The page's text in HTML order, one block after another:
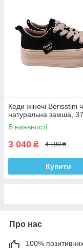
Кеди жіночі Berisstini
натуральна замша, 37
В наявності
3 040 ₴ 4 100 ₴
Купити
Про нас
100% позитивних